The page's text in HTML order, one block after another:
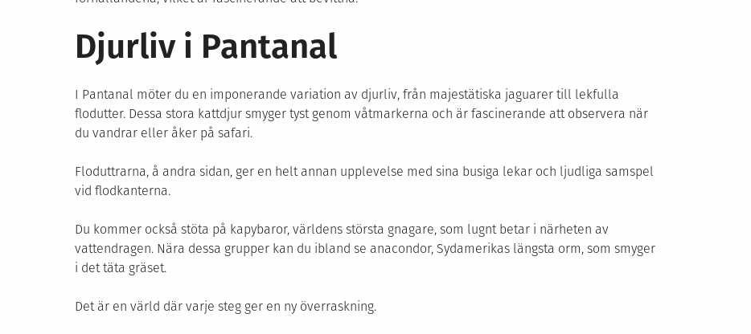
Djurliv i Pantanal
I Pantanal möter du en imponerande variation av djurliv, från majestätiska jaguarer till lekfulla
flodutter. Dessa stora kattdjur smyger tyst genom våtmarkerna och är fascinerande att observera när
du vandrar eller åker på safari.
Floduttrarna, å andra sidan, ger en helt annan upplevelse med sina busiga lekar och ljudliga samspel
vid flodkanterna.
Du kommer också stöta på kapybaror, världens största gnagare, som lugnt betar i närheten av
vattendragen. Nära dessa grupper kan du ibland se anacondor, Sydamerikas längsta orm, som smyger
i det täta gräset.
Det är en värld där varje steg ger en ny överraskning.